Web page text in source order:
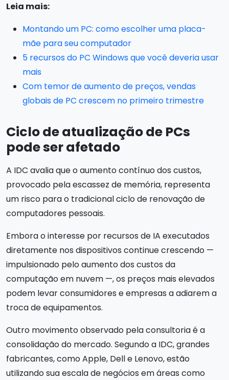
Leia mais:
Montando um PC: como escolher uma placa-
mãe para seu computador
5 recursos do PC Windows que você deveria usar
mais
Com temor de aumento de preços, vendas
globais de PC crescem no primeiro trimestre
Ciclo de atualização de PCs
pode ser afetado
A IDC avalia que o aumento contínuo dos custos,
provocado pela escassez de memória, representa
um risco para o tradicional ciclo de renovação de
computadores pessoais.
Embora o interesse por recursos de IA executados
diretamente nos dispositivos continue crescendo —
impulsionado pelo aumento dos custos da
computação em nuvem —, os preços mais elevados
podem levar consumidores e empresas a adiarem a
troca de equipamentos.
Outro movimento observado pela consultoria é a
consolidação do mercado. Segundo a IDC, grandes
fabricantes, como Apple, Dell e Lenovo, estão
utilizando sua escala de negócios em áreas como